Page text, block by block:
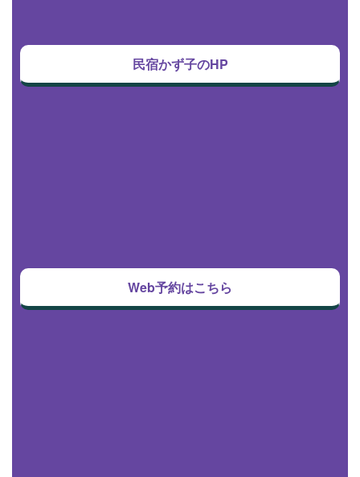
民宿かず子のHP
Web予約はこちら